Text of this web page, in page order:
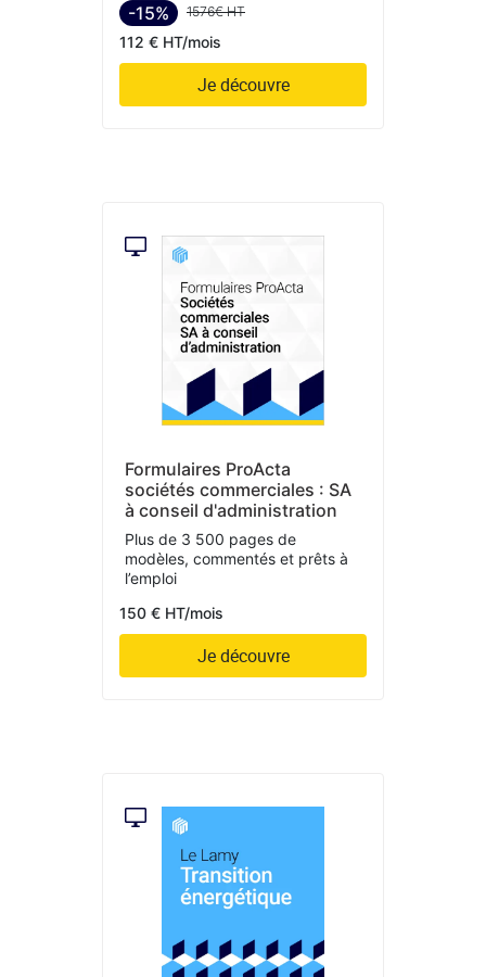
-15% 1576€ HT
112 € HT/mois
Je découvre
Formulaires ProActa
sociétés commerciales : SA
à conseil d'administration
Plus de 3 500 pages de
modèles, commentés et prêts à
l’emploi
150 € HT/mois
Je découvre